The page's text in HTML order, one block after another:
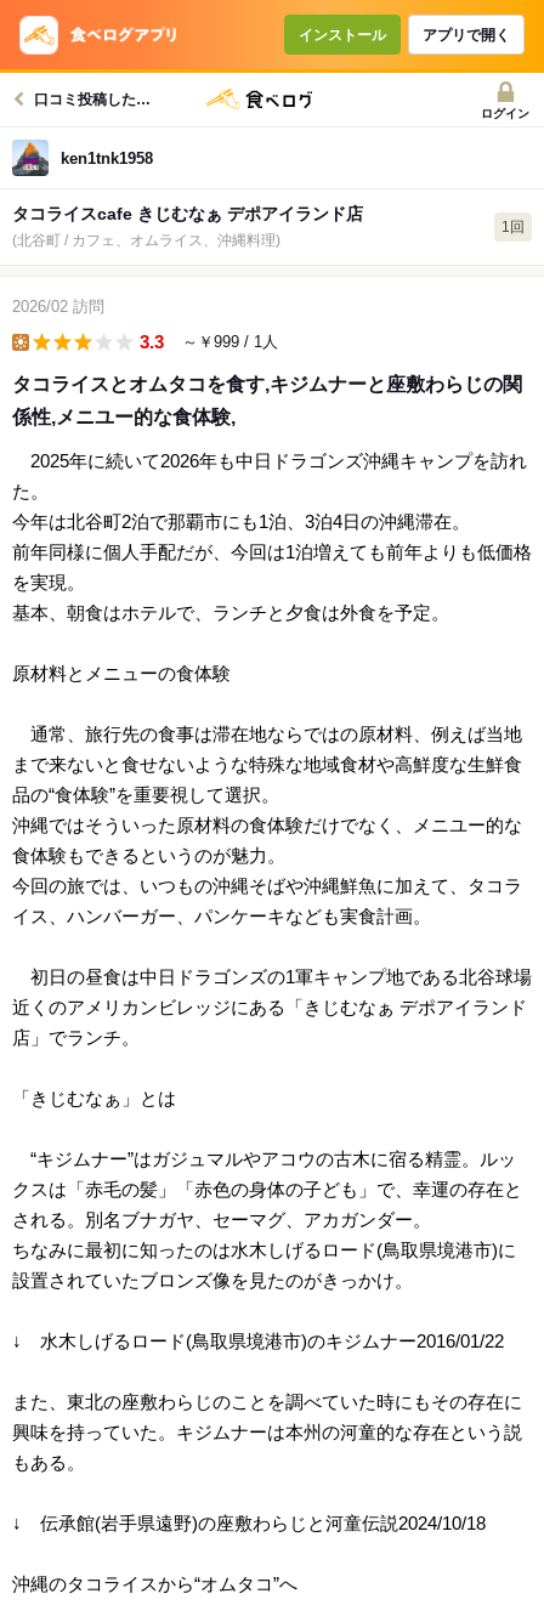
インストール アプリで開く
口コミ投稿したお店一覧
ログイン
ken1tnk1958
タコライスcafe きじむなぁ デポアイランド店
(北谷町 / カフェ、オムライス、沖縄料理)
1回
2026/02 訪問
3.3 ～￥999 / 1人
タコライスとオムタコを食す,キジムナーと座敷わらじの関
係性,メニユー的な食体験,
2025年に続いて2026年も中日ドラゴンズ沖縄キャンプを訪れ
た。
今年は北谷町2泊で那覇市にも1泊、3泊4日の沖縄滞在。
前年同様に個人手配だが、今回は1泊増えても前年よりも低価格
を実現。
基本、朝食はホテルで、ランチと夕食は外食を予定。
原材料とメニューの食体験
通常、旅行先の食事は滞在地ならではの原材料、例えば当地
まで来ないと食せないような特殊な地域食材や高鮮度な生鮮食
品の“食体験”を重要視して選択。
沖縄ではそういった原材料の食体験だけでなく、メニユー的な
食体験もできるというのが魅力。
今回の旅では、いつもの沖縄そばや沖縄鮮魚に加えて、タコラ
イス、ハンバーガー、パンケーキなども実食計画。
初日の昼食は中日ドラゴンズの1軍キャンプ地である北谷球場
近くのアメリカンビレッジにある「きじむなぁ デポアイランド
店」でランチ。
「きじむなぁ」とは
“キジムナー”はガジュマルやアコウの古木に宿る精霊。ルッ
クスは「赤毛の髪」「赤色の身体の子ども」で、幸運の存在と
される。別名ブナガヤ、セーマグ、アカガンダー。
ちなみに最初に知ったのは水木しげるロード(鳥取県境港市)に
設置されていたブロンズ像を見たのがきっかけ。
↓ 水木しげるロード(鳥取県境港市)のキジムナー2016/01/22
また、東北の座敷わらじのことを調べていた時にもその存在に
興味を持っていた。キジムナーは本州の河童的な存在という説
もある。
↓ 伝承館(岩手県遠野)の座敷わらじと河童伝説2024/10/18
沖縄のタコライスから“オムタコ”へ